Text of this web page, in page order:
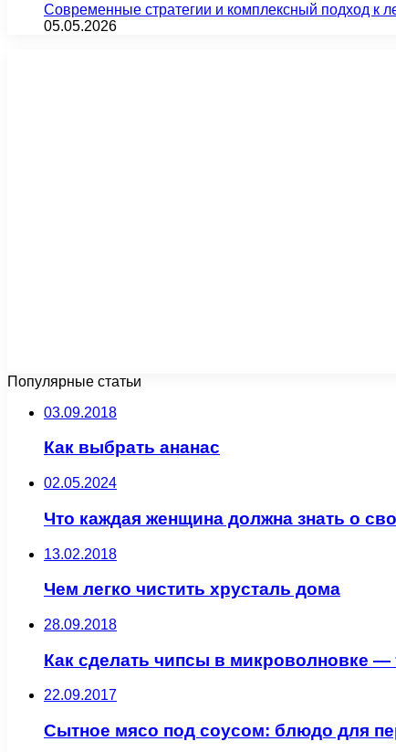
Современные стратегии и комплексный подход к
05.05.2026
Популярные статьи
03.09.2018
Как выбрать ананас
02.05.2024
Что каждая женщина должна знать о
13.02.2018
Чем легко чистить хрусталь дома
28.09.2018
Как сделать чипсы в микроволновке —
22.09.2017
Сытное мясо под соусом: блюдо для